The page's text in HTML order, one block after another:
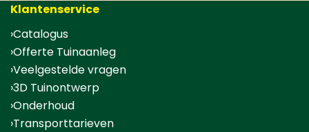
Klantenservice
Catalogus
Offerte Tuinaanleg
Veelgestelde vragen
3D Tuinontwerp
Onderhoud
Transporttarieven